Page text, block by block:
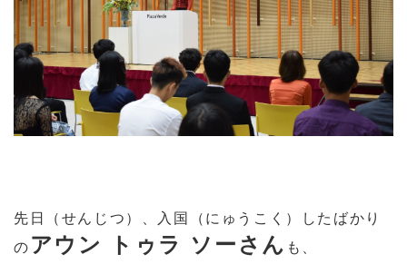
先日（せんじつ）、入国（にゅうこく）したばかり
のアウン トゥラ ソーさん も、